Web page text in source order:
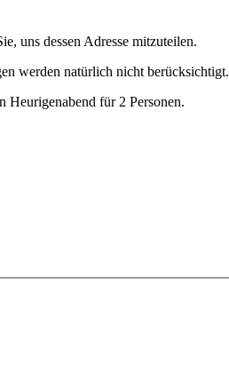
uns dessen Adresse mitzuteilen.
werden natürlich nicht berücksichtigt.
für 2 Personen.